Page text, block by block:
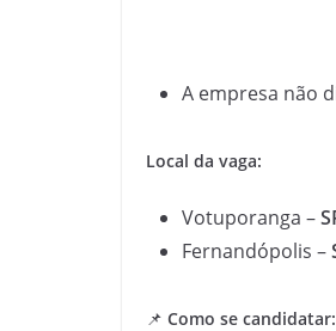
A empresa não
Local da vaga:
Votuporanga –
Fernandópolis –
📌 Como se candidatar: